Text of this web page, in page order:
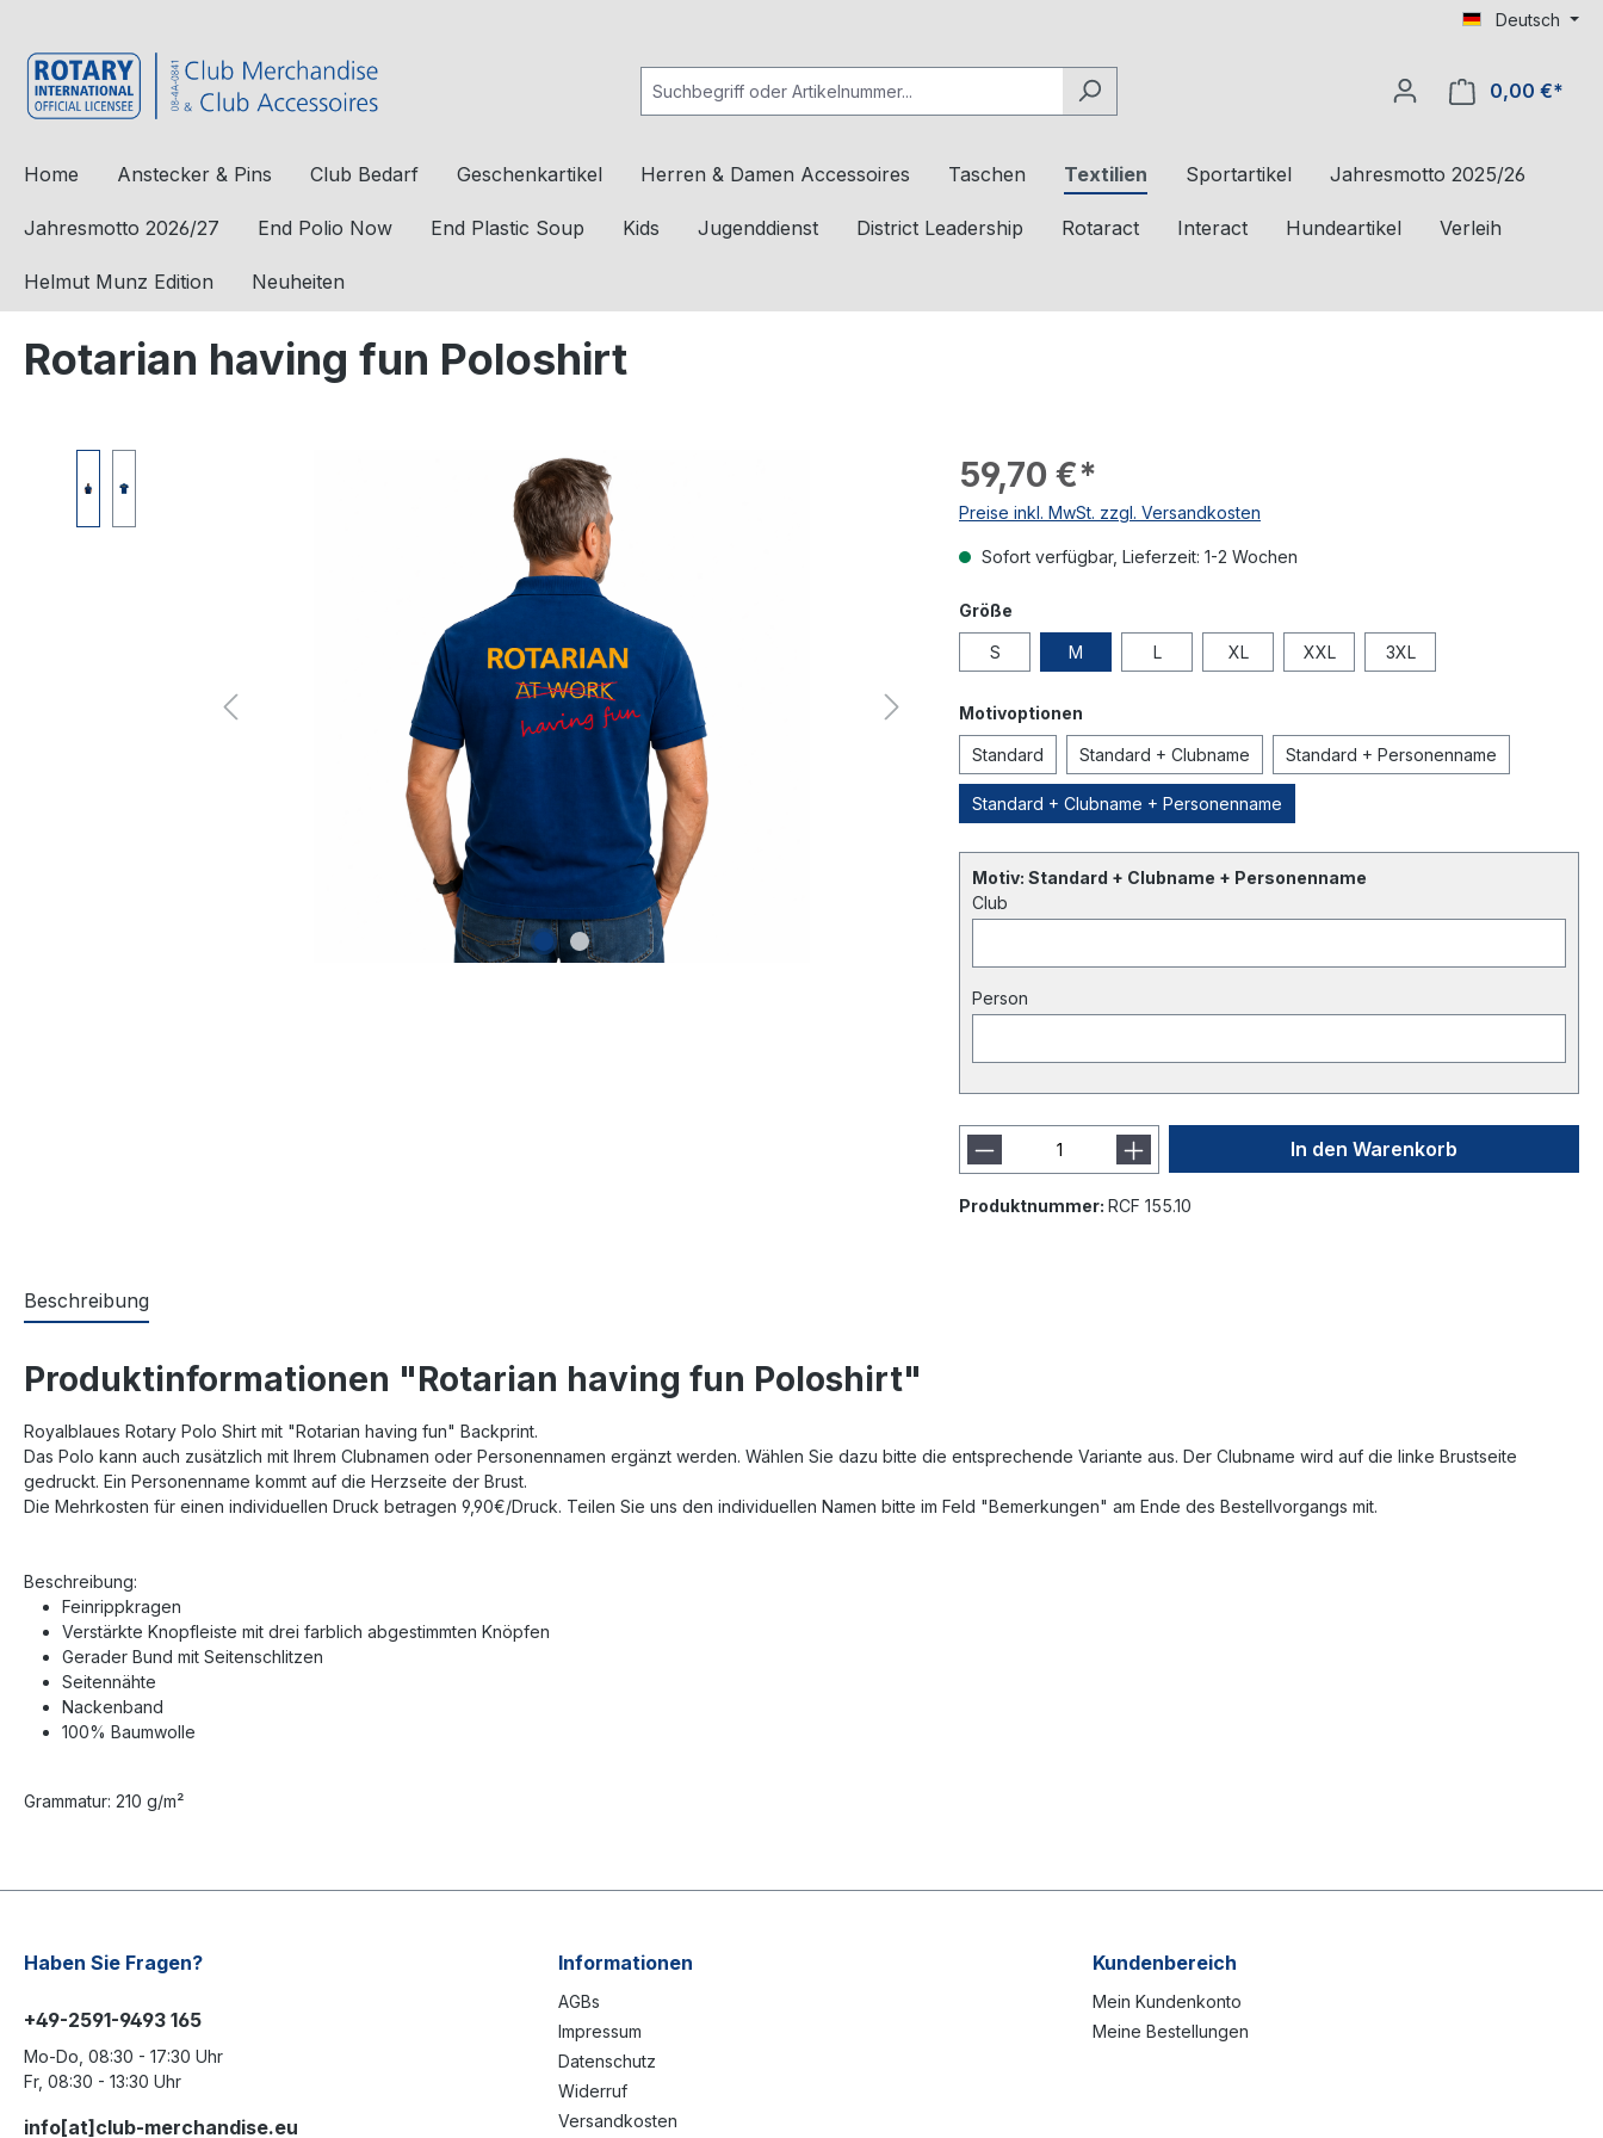
Deutsch
0,00 €*
Home Anstecker & Pins Club Bedarf Geschenkartikel Herren & Damen Accessoires Taschen Textilien Sportartikel Jahresmotto 2025/26
Jahresmotto 2026/27 End Polio Now End Plastic Soup Kids Jugenddienst District Leadership Rotaract Interact Hundeartikel Verleih
Helmut Munz Edition Neuheiten
Rotarian having fun Poloshirt
59,70 €*
Preise inkl. MwSt. zzgl. Versandkosten
Sofort verfügbar, Lieferzeit: 1-2 Wochen
Größe
S M L XL XXL 3XL
Motivoptionen
Standard Standard + Clubname Standard + Personenname
Standard + Clubname + Personenname
Motiv: Standard + Clubname + Personenname
Club
Person
In den Warenkorb
Produktnummer: RCF 155.10
Beschreibung
Produktinformationen "Rotarian having fun Poloshirt"
Royalblaues Rotary Polo Shirt mit "Rotarian having fun" Backprint.
Das Polo kann auch zusätzlich mit Ihrem Clubnamen oder Personennamen ergänzt werden. Wählen Sie dazu bitte die entsprechende Variante aus. Der Clubname wird auf die linke Brustseite
gedruckt. Ein Personenname kommt auf die Herzseite der Brust.
Die Mehrkosten für einen individuellen Druck betragen 9,90€/Druck. Teilen Sie uns den individuellen Namen bitte im Feld "Bemerkungen" am Ende des Bestellvorgangs mit.
Beschreibung:
Feinrippkragen
Verstärkte Knopfleiste mit drei farblich abgestimmten Knöpfen
Gerader Bund mit Seitenschlitzen
Seitennähte
Nackenband
100% Baumwolle
Grammatur: 210 g/m²
Haben Sie Fragen?
+49-2591-9493 165
Mo-Do, 08:30 - 17:30 Uhr
Fr, 08:30 - 13:30 Uhr
info[at]club-merchandise.eu
Informationen
AGBs
Impressum
Datenschutz
Widerruf
Versandkosten
Kundenbereich
Mein Kundenkonto
Meine Bestellungen